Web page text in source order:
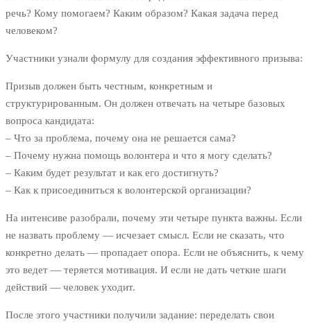
речь? Кому помогаем? Каким образом? Какая задача перед
человеком?
Участники узнали формулу для создания эффективного призыва:
Призыв должен быть честным, конкретным и
структурированным. Он должен отвечать на четыре базовых
вопроса кандидата:
– Что за проблема, почему она не решается сама?
– Почему нужна помощь волонтера и что я могу сделать?
– Каким будет результат и как его достигнуть?
– Как к присоединиться к волонтерской организации?
На интенсиве разобрали, почему эти четыре пункта важны. Если
не назвать проблему — исчезает смысл. Если не сказать, что
конкретно делать — пропадает опора. Если не объяснить, к чему
это ведет — теряется мотивация. И если не дать четкие шаги
действий — человек уходит.
После этого участники получили задание: переделать свои